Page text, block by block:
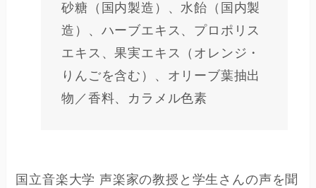
砂糖（国内製造）、水飴（国内製
造）、ハーブエキス、プロポリス
エキス、果実エキス（オレンジ・
りんごを含む）、オリーブ葉抽出
物／香料、カラメル色素
国立音楽大学 声楽家の教授と学生さんの声を聞